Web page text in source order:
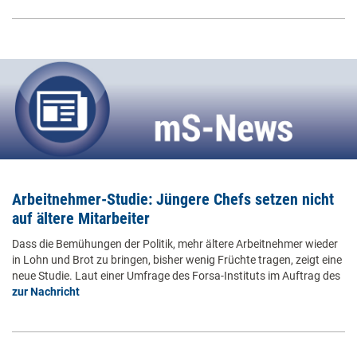
Arbeitnehmer-Studie: Jüngere Chefs setzen nicht
auf ältere Mitarbeiter
Dass die Bemühungen der Politik, mehr ältere Arbeitnehmer wieder
in Lohn und Brot zu bringen, bisher wenig Früchte tragen, zeigt eine
neue Studie. Laut einer Umfrage des Forsa-Instituts im Auftrag des
zur Nachricht